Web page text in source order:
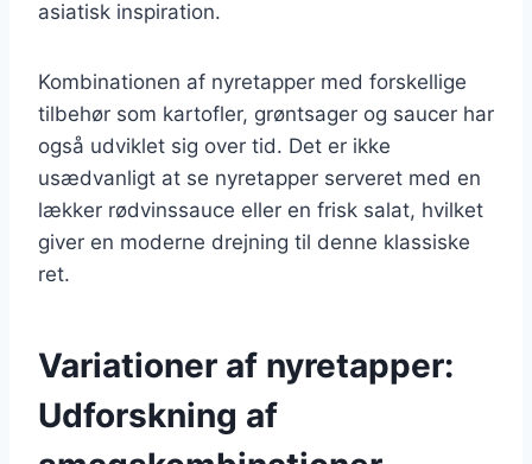
asiatisk inspiration.
Kombinationen af nyretapper med forskellige
tilbehør som kartofler, grøntsager og saucer har
også udviklet sig over tid. Det er ikke
usædvanligt at se nyretapper serveret med en
lækker rødvinssauce eller en frisk salat, hvilket
giver en moderne drejning til denne klassiske
ret.
Variationer af nyretapper:
Udforskning af